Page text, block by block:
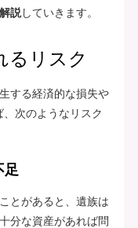
説していきます。
るリスク
する経済的な損失や
次のようなリスク
足
とがあると、遺族は
分な資産があれば問